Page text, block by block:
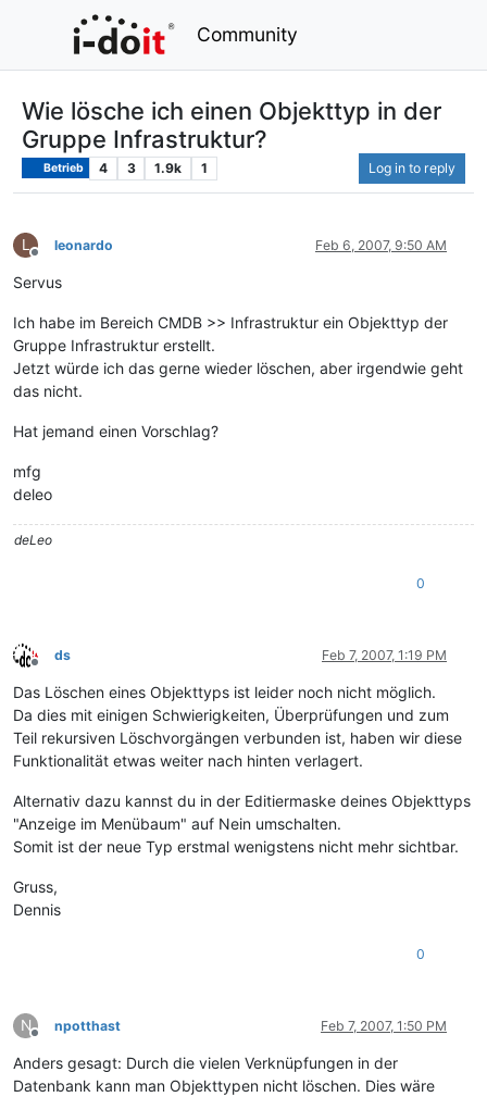
Community
Wie lösche ich einen Objekttyp in der
Gruppe Infrastruktur?
Betrieb 4 3 1.9k 1 Log in to reply
L
Offline
leonardo Feb 6, 2007, 9:50 AM
Servus
Ich habe im Bereich CMDB >> Infrastruktur ein Objekttyp der
Gruppe Infrastruktur erstellt.
Jetzt würde ich das gerne wieder löschen, aber irgendwie geht
das nicht.
Hat jemand einen Vorschlag?
mfg
deleo
deLeo
0
Offline
ds Feb 7, 2007, 1:19 PM
Das Löschen eines Objekttyps ist leider noch nicht möglich.
Da dies mit einigen Schwierigkeiten, Überprüfungen und zum
Teil rekursiven Löschvorgängen verbunden ist, haben wir diese
Funktionalität etwas weiter nach hinten verlagert.
Alternativ dazu kannst du in der Editiermaske deines Objekttyps
"Anzeige im Menübaum" auf Nein umschalten.
Somit ist der neue Typ erstmal wenigstens nicht mehr sichtbar.
Gruss,
Dennis
0
N
Offline
npotthast Feb 7, 2007, 1:50 PM
Anders gesagt: Durch die vielen Verknüpfungen in der
Datenbank kann man Objekttypen nicht löschen. Dies wäre